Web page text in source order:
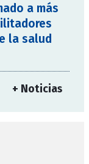
a más
la salud
+ Noticias